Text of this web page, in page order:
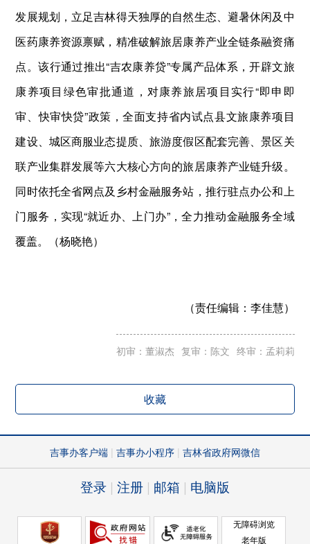
发展规划，立足吉林得天独厚的自然生态、避暑休闲及中
医药康养资源禀赋，精准破解旅居康养产业全链条融资痛
点。该行通过推出“吉农康养贷”专属产品体系，开辟文旅
康养项目绿色审批通道，对康养旅居项目实行“即申即
审、快审快贷”政策，全面支持省内试点县文旅康养项目
建设、城区商服业态提质、旅游度假区配套完善、景区关
联产业集群发展等六大核心方向的旅居康养产业链升级。
同时依托全省网点及乡村金融服务站，推行驻点办公和上
门服务，实现“就近办、上门办”，全力推动金融服务全域
覆盖。（杨晓艳）
（责任编辑： 李佳慧）
初审：董淑杰 复审：陈文 终审：孟莉莉
收藏